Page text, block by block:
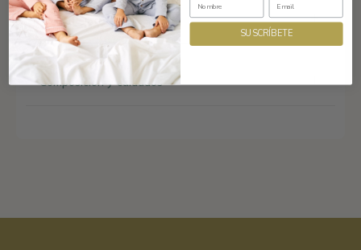
Tamaño y ajuste
Composición y cuidados
SUSCRÍBETE